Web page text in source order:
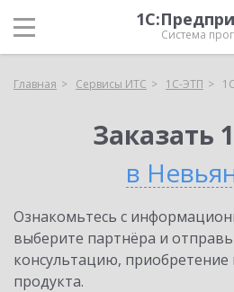
Система
Главная Сервисы ИТС 1С-ЭТП
Заказать
в
Ознакомьтесь с
выберите партнёра и
консультацию, приобретение
продукта.